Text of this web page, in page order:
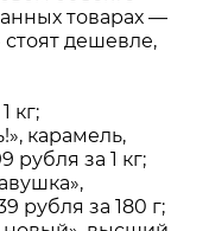
в «Хит!
зона
где
покупку.